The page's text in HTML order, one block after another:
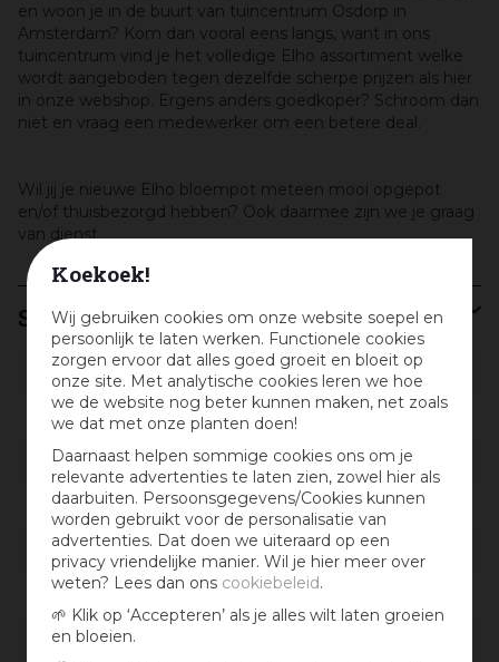
Koekoek!
Wij gebruiken cookies om onze website soepel en
persoonlijk te laten werken. Functionele cookies
zorgen ervoor dat alles goed groeit en bloeit op
onze site. Met analytische cookies leren we hoe
we de website nog beter kunnen maken, net zoals
we dat met onze planten doen!
Daarnaast helpen sommige cookies ons om je
relevante advertenties te laten zien, zowel hier als
daarbuiten. Persoonsgegevens/Cookies kunnen
worden gebruikt voor de personalisatie van
advertenties. Dat doen we uiteraard op een
privacy vriendelijke manier. Wil je hier meer over
weten? Lees dan ons cookiebeleid.
🌱 Klik op ‘Accepteren’ als je alles wilt laten groeien
en bloeien.
en woon je in de buurt van tuincentrum Osdorp in
Amsterdam? Kom dan vooral eens langs, want in ons
tuincentrum vind je het volledige Elho assortiment welke
wordt aangeboden tegen dezelfde scherpe prijzen als hier
in onze webshop. Ergens anders goedkoper? Schroom dan
niet en vraag een medewerker om een betere deal.
Wil jij je nieuwe Elho bloempot meteen mooi opgepot
en/of thuisbezorgd hebben? Ook daarmee zijn we je graag
van dienst.
Specificaties
Artikelnummer 694227
EAN code 8711904487980
EAN leverancier 462401943300
Merk Elho
Locatie B-W-009
Materiaal